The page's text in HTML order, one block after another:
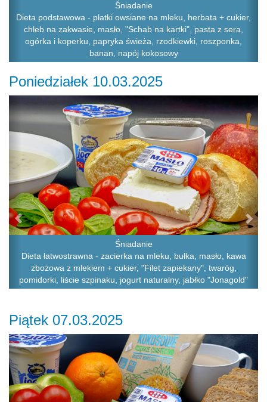
Śniadanie
Dieta podstawowa - płatki owsiane na mleku, herbata + cukier,
chleb na zakwasie, masło, "Schab na kartki", pasta z sera,
ogórka i koperku, papryka świeża, rzodkiewki, roszponka,
banan, napój kokosowy
Poniedziałek 10.03.2025
Śniadanie
Dieta łatwostrawna - zacierka na mleku, bułka, masło, kawa
zbożowa z mlekiem + cukier, "Filet zapiekany", twaróg,
pomidorki, liście szpinaku, jogurt naturalny, jabłko "Jonagold"
Previous
Piątek 07.03.2025
Previous